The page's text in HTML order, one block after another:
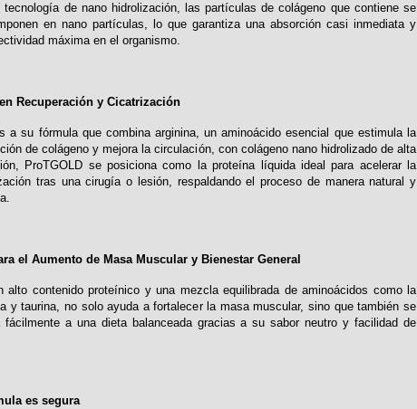
tecnología de nano hidrolización, las partículas de colágeno que contiene se
en nano partículas, lo que garantiza una absorción casi inmediata y
máxima en el organismo.
Recuperación y Cicatrización
a su fórmula que combina arginina, un aminoácido esencial que estimula la
de colágeno y mejora la circulación, con colágeno nano hidrolizado de alta
ProTGOLD se posiciona como la proteína líquida ideal para acelerar la
tras una cirugía o lesión, respaldando el proceso de manera natural y
el Aumento de Masa Muscular y Bienestar General
alto contenido proteínico y una mezcla equilibrada de aminoácidos como la
y taurina, no solo ayuda a fortalecer la masa muscular, sino que también se
fácilmente a una dieta balanceada gracias a su sabor neutro y facilidad de
es segura